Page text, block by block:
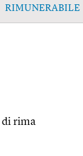
RIMUNERABILE
di rima